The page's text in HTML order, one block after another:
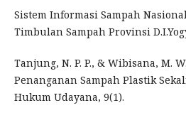
Sistem Informasi Sampah Nasional
Timbulan Sampah Provinsi
Tanjung, N. P. P., & Wibisana, M.
Penanganan Sampah Plastik
Hukum Udayana, 9(1).